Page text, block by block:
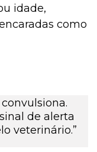
idade,
como
de alerta
veterinário.”